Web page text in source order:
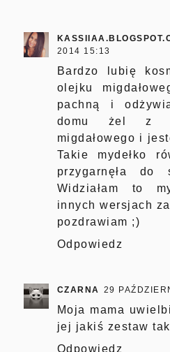
2014 15:13
Bardzo lubię
olejku
pachną i
domu żel z
migdałowego i
Takie mydełko
przygarnęła do
Widziałam to
innych wersjach
pozdrawiam ;)
Odpowiedz
CZARNA 29
Moja mama
jej jakiś zestaw
Odpowiedz